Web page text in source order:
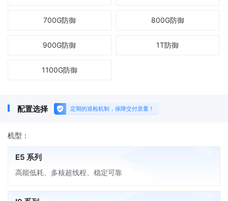
700G防御 800G防御
900G防御 1T防御
1100G防御
配置选择 定期的巡检机制，保障交付质量！
机型：
E5 系列
高能低耗、多核超线程、稳定可靠